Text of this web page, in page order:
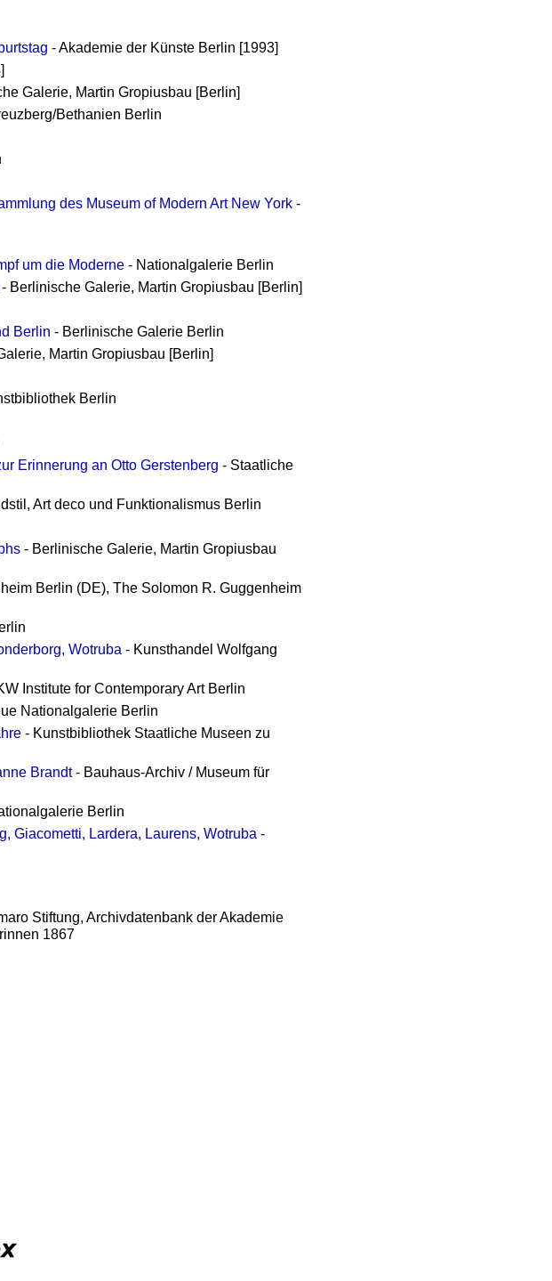
- Akademie der Künste Berlin [1993]
Galerie, Martin Gropiusbau [Berlin]
Bethanien Berlin
des Museum of Modern Art New York -
um die Moderne - Nationalgalerie Berlin
Berlinische Galerie, Martin Gropiusbau [Berlin]
Berlin - Berlinische Galerie Berlin
Martin Gropiusbau [Berlin]
Berlin
Erinnerung an Otto Gerstenberg - Staatliche
Art deco und Funktionalismus Berlin
- Berlinische Galerie, Martin Gropiusbau
Berlin (DE), The Solomon R. Guggenheim
Wotruba - Kunsthandel Wolfgang
Institute for Contemporary Art Berlin
Nationalgalerie Berlin
- Kunstbibliothek Staatliche Museen zu
Brandt- Bauhaus-Archiv / Museum für
Berlin
Giacometti, Lardera, Laurens, Wotruba -
Stiftung, Archivdatenbank der Akademie
1867